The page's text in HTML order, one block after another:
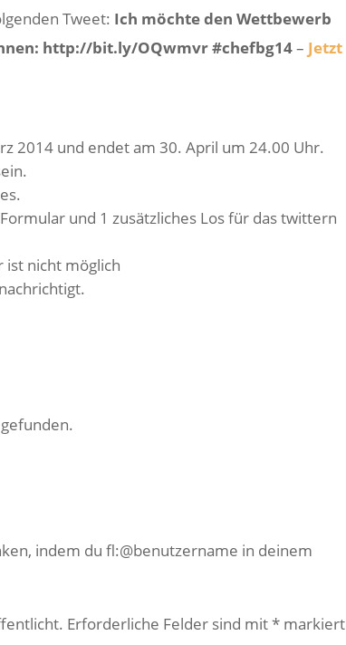
Tweet: Ich möchte den Wettbewerb
http://bit.ly/OQwmvr #chefbg14– Jetzt
2014 und endet am 30. April um 24.00 Uhr.
und 1 zusätzliches Los für das twittern
ist nicht möglich
indem du fl:@benutzername in deinem
Erforderliche Felder sind mit*markiert